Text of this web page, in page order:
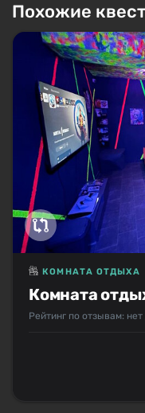
Похожие
Комната
КОМНАТА ОТДЫХА
Рейтинг по отзывам: